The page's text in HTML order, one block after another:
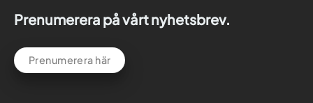
Prenumerera på vårt nyhetsbrev.
Prenumerera här